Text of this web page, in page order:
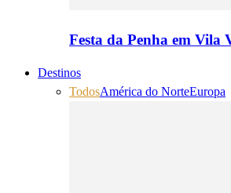
Festa da Penha em Vila
Destinos
TodosAmérica do NorteEuropa